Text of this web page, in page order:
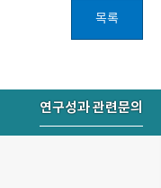
목록
연구성과 관련문의